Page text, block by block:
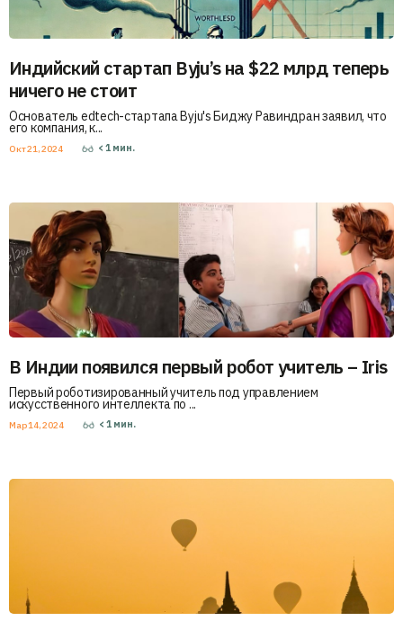
Индийский стартап Byju’s на $22 млрд теперь
ничего не стоит
Основатель edtech-стартапа Byju's Биджу Равиндран заявил, что
его компания, к...
Окт 21, 2024 < 1 мин.
В Индии появился первый робот учитель – Iris
Первый роботизированный учитель под управлением
искусственного интеллекта по ...
Мар 14, 2024 < 1 мин.